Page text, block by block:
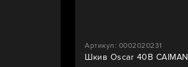
Артикул: 0002020231
Шкив Oscar 40B CAIMAN